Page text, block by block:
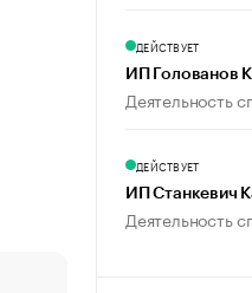
ДЕЙСТВУЕТ
ИП Голованов
Деятельность
ДЕЙСТВУЕТ
ИП Станкевич
Деятельность